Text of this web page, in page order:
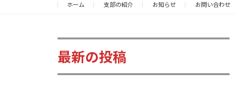
ホーム 支部の紹介 お知らせ お問い合わせ
最新の投稿